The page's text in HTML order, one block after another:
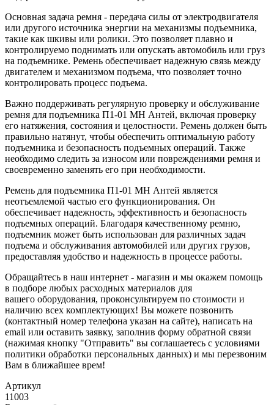
Основная задача ремня - передача силы от электродвигателя
или другого источника энергии на механизмы подъемника,
такие как шкивы или ролики. Это позволяет плавно и
контролируемо поднимать или опускать автомобиль или груз
на подъемнике. Ремень обеспечивает надежную связь между
двигателем и механизмом подъема, что позволяет точно
контролировать процесс подъема.
Важно поддерживать регулярную проверку и обслуживание
ремня для подъемника П1-01 МН Антей, включая проверку
его натяжения, состояния и целостности. Ремень должен быть
правильно натянут, чтобы обеспечить оптимальную работу
подъемника и безопасность подъемных операций. Также
необходимо следить за износом или повреждениями ремня и
своевременно заменять его при необходимости.
Ремень для подъемника П1-01 МН Антей является
неотъемлемой частью его функционирования. Он
обеспечивает надежность, эффективность и безопасность
подъемных операций. Благодаря качественному ремню,
подъемник может быть использован для различных задач
подъема и обслуживания автомобилей или других грузов,
предоставляя удобство и надежность в процессе работы.
Обращайтесь в наш интернет - магазин и мы окажем помощь
в подборе любых расходных материалов для
вашего оборудования, проконсультируем по стоимости и
наличию всех комплектующих! Вы можете позвонить
(контактный номер телефона указан на сайте), написать на
email или оставить заявку, заполнив форму обратной связи
(нажимая кнопку "Отправить" вы соглашаетесь с условиями
политики обработки персональных данных) и мы перезвоним
Вам в ближайшее врем!
Артикул
11003